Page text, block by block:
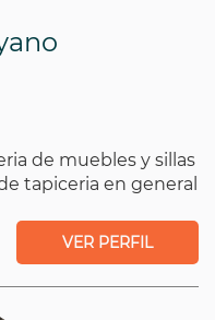
de muebles y sillas
tapiceria en general
VER PERFIL